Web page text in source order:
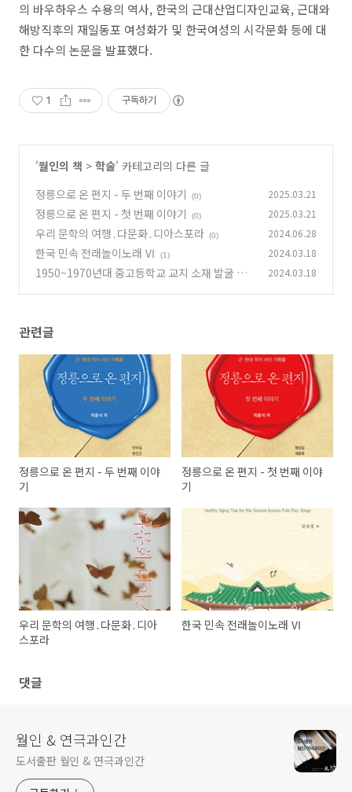
의 바우하우스 수용의 역사, 한국의 근대산업디자인교육,근대와
해방직후의 재일동포 여성화가 및 한국여성의 시각문화 등에 대
한 다수의 논문을 발표했다.
1 구독하기
'월인의 책 > 학술' 카테고리의 다른 글
정릉으로 온 편지 - 두 번째 이야기
(0) 2025.03.21
정릉으로 온 편지 - 첫 번째 이야기 (0) 2025.03.21
우리 문학의 여행․다문화․디아스포라 (0) 2024.06.28
한국 민속 전래놀이노래 Ⅵ (1) 2024.03.18
1950~1970년대 중고등학교 교지 소재 발굴 문
2024.03.18
관련글
정릉으로 온 편지 - 두 번째 이야
기
정릉으로 온 편지 - 첫 번째 이야
기
우리 문학의 여행․다문화․디아
스포라
한국 민속 전래놀이노래 Ⅵ
댓글
월인 & 연극과인간
도서출판 월인 & 연극과인간